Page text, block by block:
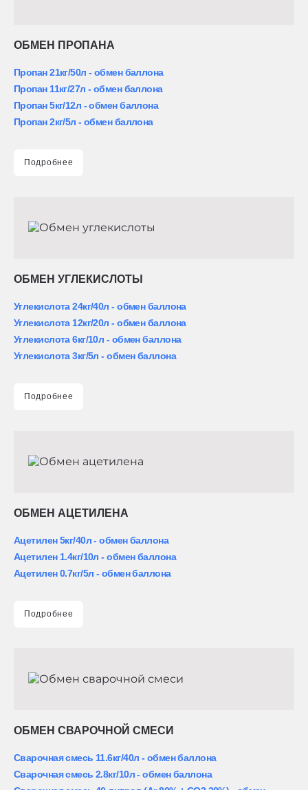
ОБМЕН ПРОПАНА
Пропан 21кг/50л - обмен баллона
Пропан 11кг/27л - обмен баллона
Пропан 5кг/12л - обмен баллона
Пропан 2кг/5л - обмен баллона
Подробнее
ОБМЕН УГЛЕКИСЛОТЫ
Углекислота 24кг/40л - обмен баллона
Углекислота 12кг/20л - обмен баллона
Углекислота 6кг/10л - обмен баллона
Углекислота 3кг/5л - обмен баллона
Подробнее
ОБМЕН АЦЕТИЛЕНА
Ацетилен 5кг/40л - обмен баллона
Ацетилен 1.4кг/10л - обмен баллона
Ацетилен 0.7кг/5л - обмен баллона
Подробнее
ОБМЕН СВАРОЧНОЙ СМЕСИ
Сварочная смесь 11.6кг/40л - обмен баллона
Сварочная смесь 2.8кг/10л - обмен баллона